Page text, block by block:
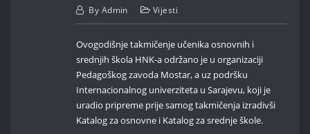
By Admin Vijesti
Ovogodišnje takmičenje učenika osnovnih i
srednjih škola HNK-a održano je u organizaciji
Pedagoškog zavoda Mostar, a uz podršku
Internacionalnog univerziteta u Sarajevu, koji je
uradio pripreme prije samog takmičenja izradivši
Katalog za osnovne i Katalog za srednje škole.